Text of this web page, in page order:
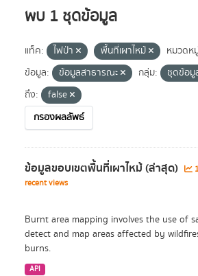
พบ 1 ชุดข้อมูล
แท็ค: ไฟป่า พื้นที่เผาไหม้
หมวดห
ข้อมูล:
ข้อมูลสาธารณะ กลุ่ม: ชุดข้อ
ถึง:
false
กรองผลลัพธ์
ข้อมูลขอบเขตพื้นที่เผาไหม้ (ล่าสุด)
recent views
Burnt area mapping involves the use of
detect and map areas affected by
burns.
API